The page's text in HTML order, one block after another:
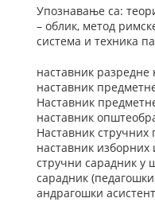
Упознавање са:
– облик, метод
система и техника
наставник разредне
наставник
Наставник
наставник
Наставник
наставник
стручни сарадник у
сарадник (педагошки
андрагошки